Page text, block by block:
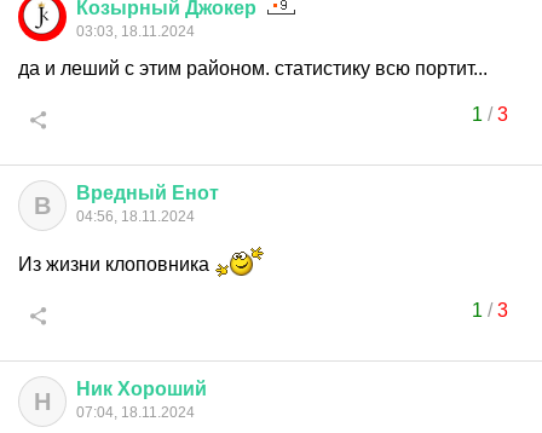
Козырный Джокер
03:03, 18.11.2024
да и леший с этим районом. статистику всю портит...
1 /3
В Вредный Енот
04:56, 18.11.2024
Из жизни клоповника
1 /3
Н Ник Хороший
07:04, 18.11.2024